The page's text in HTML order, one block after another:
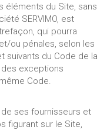
éléments du Site, sans
SERVIMO, est
qui pourra
ou pénales, selon les
suivants du Code de la
exceptions
Code.
de ses fournisseurs et
figurant sur le Site,